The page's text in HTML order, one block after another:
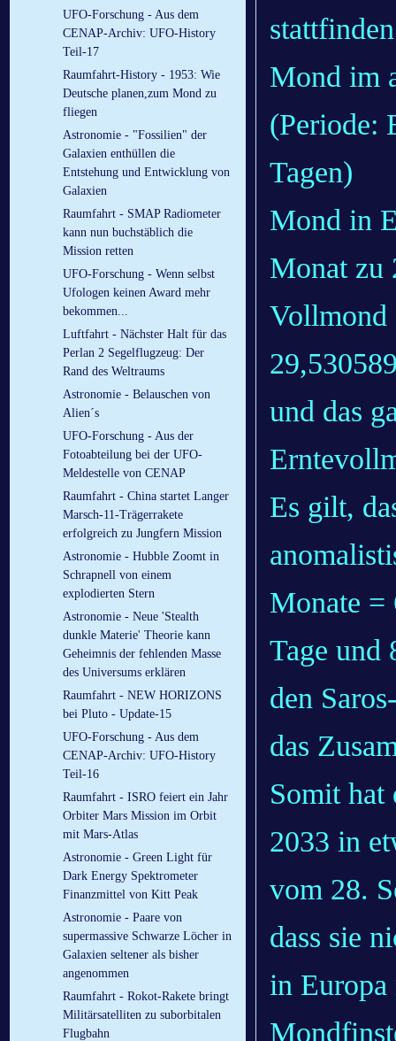
UFO-Forschung - Aus dem
CENAP-Archiv: UFO-History
Teil-17
Raumfahrt-History - 1953: Wie
Deutsche planen,zum Mond zu
fliegen
Astronomie - "Fossilien" der
Galaxien enthüllen die
Entstehung und Entwicklung von
Galaxien
Raumfahrt - SMAP Radiometer
kann nun buchstäblich die
Mission retten
UFO-Forschung - Wenn selbst
Ufologen keinen Award mehr
bekommen...
Luftfahrt - Nächster Halt für das
Perlan 2 Segelflugzeug: Der
Rand des Weltraums
Astronomie - Belauschen von
Alien´s
UFO-Forschung - Aus der
Fotoabteilung bei der UFO-
Meldestelle von CENAP
Raumfahrt - China startet Langer
Marsch-11-Trägerrakete
erfolgreich zu Jungfern Mission
Astronomie - Hubble Zoomt in
Schrapnell von einem
explodierten Stern
Astronomie - Neue 'Stealth
dunkle Materie' Theorie kann
Geheimnis der fehlenden Masse
des Universums erklären
Raumfahrt - NEW HORIZONS
bei Pluto - Update-15
UFO-Forschung - Aus dem
CENAP-Archiv: UFO-History
Teil-16
Raumfahrt - ISRO feiert ein Jahr
Orbiter Mars Mission im Orbit
mit Mars-Atlas
Astronomie - Green Light für
Dark Energy Spektrometer
Finanzmittel von Kitt Peak
Astronomie - Paare von
supermassive Schwarze Löcher in
Galaxien seltener als bisher
angenommen
Raumfahrt - Rokot-Rakete bringt
Militärsatelliten zu suborbitalen
Flugbahn
Mond im
(Periode:
Tagen)
Mond in
Monat zu
Vollmond
und das
Es gilt,
Monate =
Tage und
den
das
Somit
2033 in
vom 28.
dass sie
in Europa